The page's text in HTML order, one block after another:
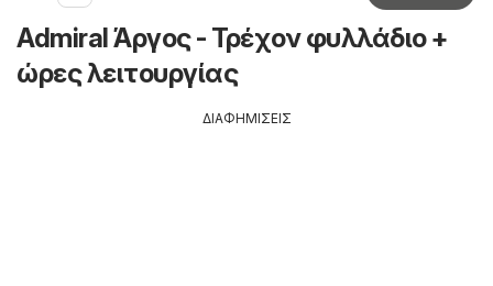
Admiral Άργος - Τρέχον φυλλάδιο +
ώρες λειτουργίας
ΔΙΑΦΗΜΙΣΕΙΣ